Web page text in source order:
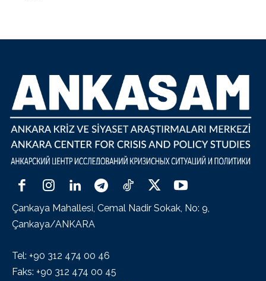
Çankaya Mahallesi, Cemal Nadir Sokak, No: 9,
Çankaya/ANKARA
Tel: +90 312 474 00 46
Faks: +90 312 474 00 45